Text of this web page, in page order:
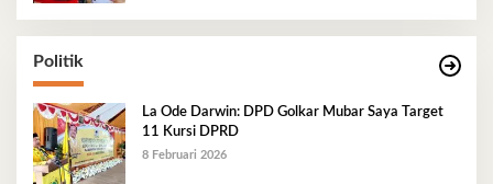
Politik
La Ode Darwin: DPD Golkar Mubar Saya Target
11 Kursi DPRD
8 Februari 2026